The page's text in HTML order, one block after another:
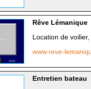
Rêve Lémanique
Location de
www.reve-
Entretien bateau